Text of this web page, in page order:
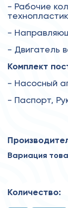
- Рабочие
-
- Двигатель
Комплект
- Насосный
- Паспорт,
Вариация
Количество: